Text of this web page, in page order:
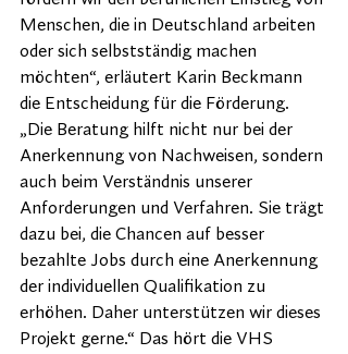
Menschen, die in Deutschland arbeiten
oder sich selbstständig machen
möchten“, erläutert Karin Beckmann
die Entscheidung für die Förderung.
„Die Beratung hilft nicht nur bei der
Anerkennung von Nachweisen, sondern
auch beim Verständnis unserer
Anforderungen und Verfahren. Sie trägt
dazu bei, die Chancen auf besser
bezahlte Jobs durch eine Anerkennung
der individuellen Qualifikation zu
erhöhen. Daher unterstützen wir dieses
Projekt gerne.“ Das hört die VHS